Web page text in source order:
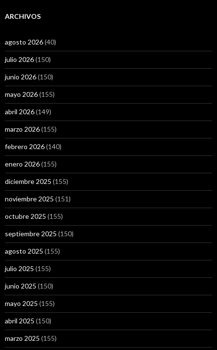
ARCHIVOS
agosto 2026(40)
julio 2026(150)
junio 2026(150)
mayo 2026(155)
abril 2026(149)
marzo 2026(155)
febrero 2026(140)
enero 2026(155)
diciembre 2025 (155)
noviembre 2025 (151)
octubre 2025 (155)
septiembre 2025 (150)
agosto 2025 (155)
julio 2025 (155)
junio 2025 (150)
mayo 2025 (155)
abril 2025 (150)
marzo 2025 (155)